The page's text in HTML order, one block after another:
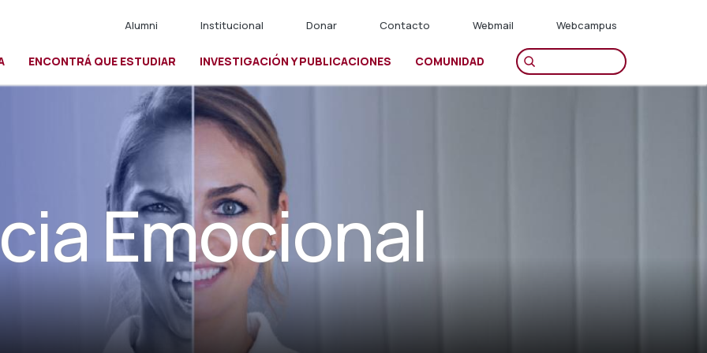
Alumni Institucional Donar Contacto Webmail Webcampus
ENCONTRÁ QUE ESTUDIAR INVESTIGACIÓN Y PUBLICACIONES COMUNIDAD
Emocional